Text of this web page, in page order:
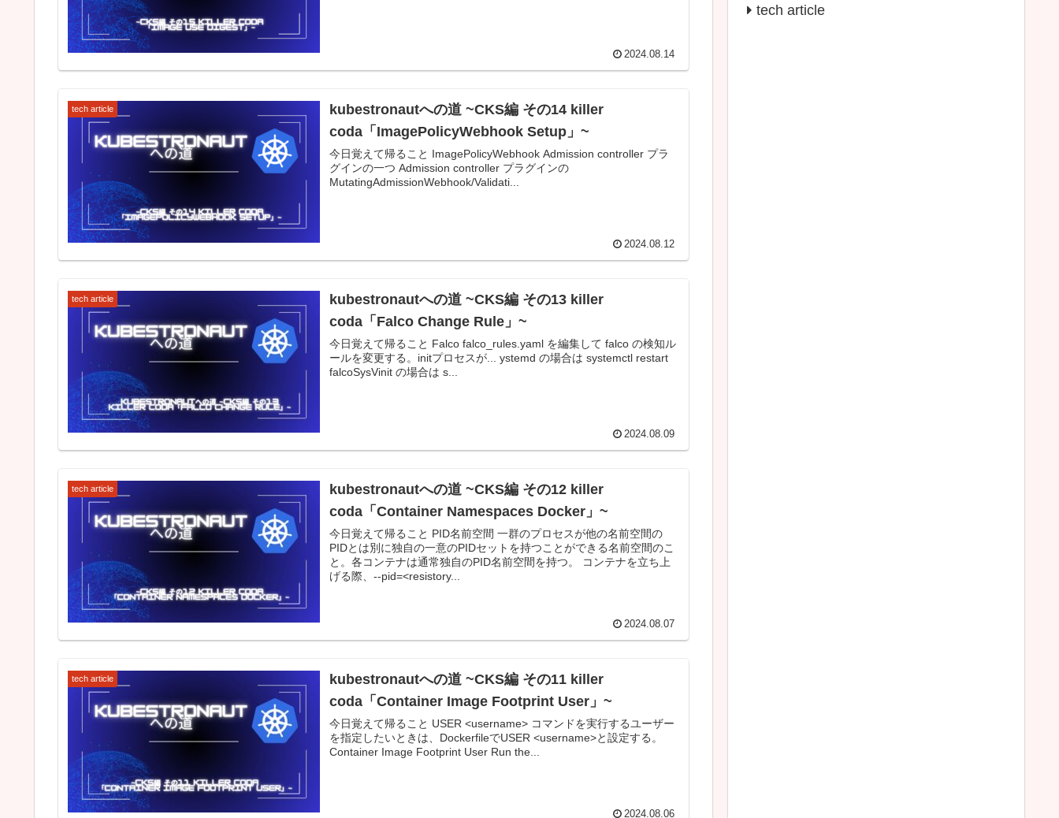
2024.08.14
tech article
kubestronautへの道 ~CKS編 その14 killer
coda「ImagePolicyWebhook Setup」~
今日覚えて帰ること ImagePolicyWebhook Admission controller プラ
グインの一つ Admission controller プラグインの
MutatingAdmissionWebhook/Validati...
2024.08.12
tech article
kubestronautへの道 ~CKS編 その13 killer
coda「Falco Change Rule」~
今日覚えて帰ること Falco falco_rules.yaml を編集して falco の検知ル
ールを変更する。initプロセスが... ystemd の場合は systemctl restart
falcoSysVinit の場合は s...
2024.08.09
tech article
kubestronautへの道 ~CKS編 その12 killer
coda「Container Namespaces Docker」~
今日覚えて帰ること PID名前空間 一群のプロセスが他の名前空間の
PIDとは別に独自の一意のPIDセットを持つことができる名前空間のこ
と。各コンテナは通常独自のPID名前空間を持つ。 コンテナを立ち上
げる際、--pid=<resistory...
2024.08.07
tech article
kubestronautへの道 ~CKS編 その11 killer
coda「Container Image Footprint User」~
今日覚えて帰ること USER <username> コマンドを実行するユーザー
を指定したいときは、DockerfileでUSER <username>と設定する。
Container Image Footprint User Run the...
2024.08.06
tech article